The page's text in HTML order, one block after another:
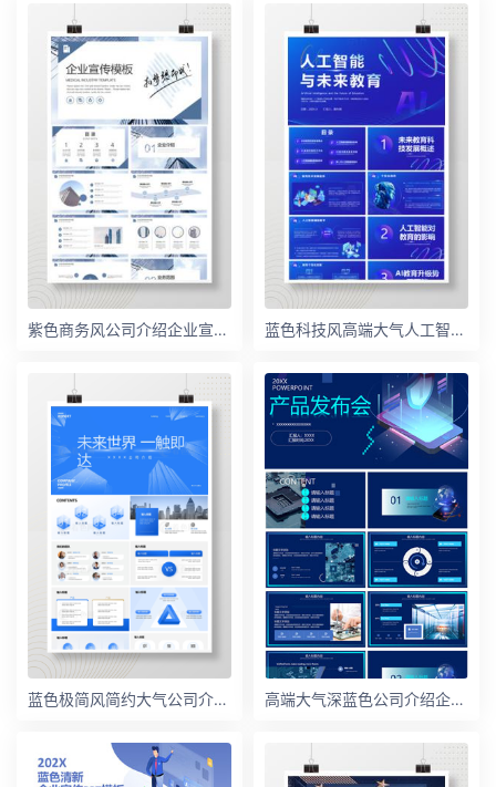
紫色商务风公司介绍企业宣传PPT模板 蓝色科技风高端大气人工智能教育科技发布会PPT模板
蓝色极简风简约大气公司介绍宣传PPT模板 高端大气深蓝色公司介绍企业产品发布会PPT模板